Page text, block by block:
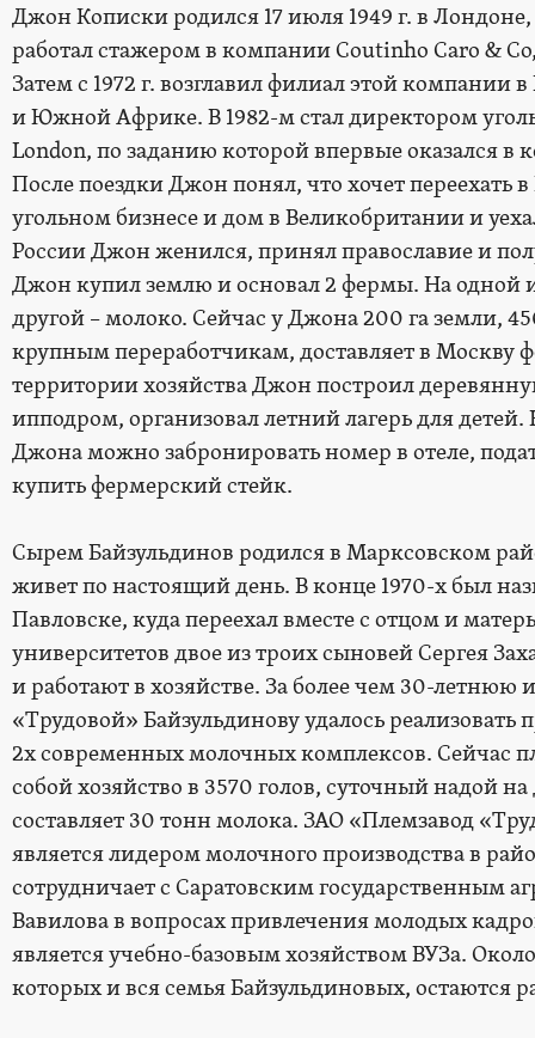
Джон Кописки родился 17 июля 1949 г. в
работал стажером в компании Coutinho Caro &
Затем с 1972 г. возглавил филиал этой компании
и Южной Африке. В 1982-м стал директором
London, по заданию которой впервые оказался в
После поездки Джон понял, что хочет переехать
угольном бизнесе и дом в Великобритании и
России Джон женился, принял православие и
Джон купил землю и основал 2 фермы. На одной
другой – молоко. Сейчас у Джона 200 га земли,
крупным переработчикам, доставляет в Москву
территории хозяйства Джон построил
ипподром, организовал летний лагерь для детей.
Джона можно забронировать номер в отеле,
купить фермерский стейк.
Сырем Байзульдинов родился в Марксовском
живет по настоящий день. В конце 1970-х был
Павловске, куда переехал вместе с отцом и
университетов двое из троих сыновей Сергея
и работают в хозяйстве. За более чем 30-летнюю
«Трудовой» Байзульдинову удалось реализовать
2х современных молочных комплексов. Сейчас
собой хозяйство в 3570 голов, суточный надой
составляет 30 тонн молока. ЗАО «Племзавод
является лидером молочного производства в
сотрудничает с Саратовским государственным
Вавилова в вопросах привлечения молодых
является учебно-базовым хозяйством ВУЗа.
которых и вся семья Байзульдиновых, остаются